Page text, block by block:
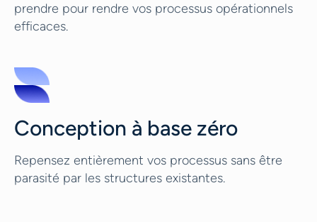
prendre pour rendre vos processus opérationnels
efficaces.
Conception à base zéro
Repensez entièrement vos processus sans être
parasité par les structures existantes.